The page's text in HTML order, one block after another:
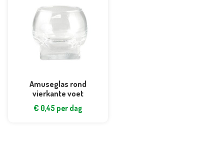
Amuseglas rond
vierkante voet
€ 0,45 per dag